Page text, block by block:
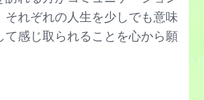
動を改善する方法
まし方
ニング法
それぞれの人生を少しでも意味
て感じ取られることを心から願